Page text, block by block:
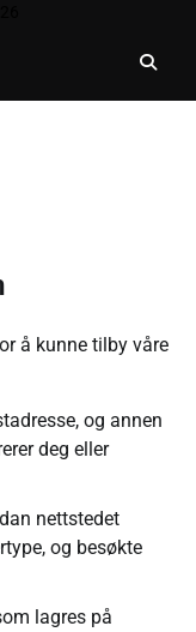
å kunne tilby våre
og annen
deg eller
nettstedet
og besøkte
lagres på